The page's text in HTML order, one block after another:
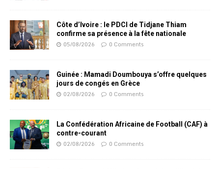
Côte d’Ivoire : le PDCI de Tidjane Thiam
confirme sa présence à la fête nationale
05/08/2026 0 Comments
Guinée : Mamadi Doumbouya s’offre quelques
jours de congés en Grèce
02/08/2026 0 Comments
La Confédération Africaine de Football (CAF) à
contre-courant
02/08/2026 0 Comments